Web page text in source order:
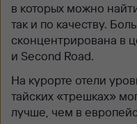
в которых можно
так и по качеству.
сконцентрирована в
и Second Road.
На курорте отели
тайских «трешках»
лучше, чем в